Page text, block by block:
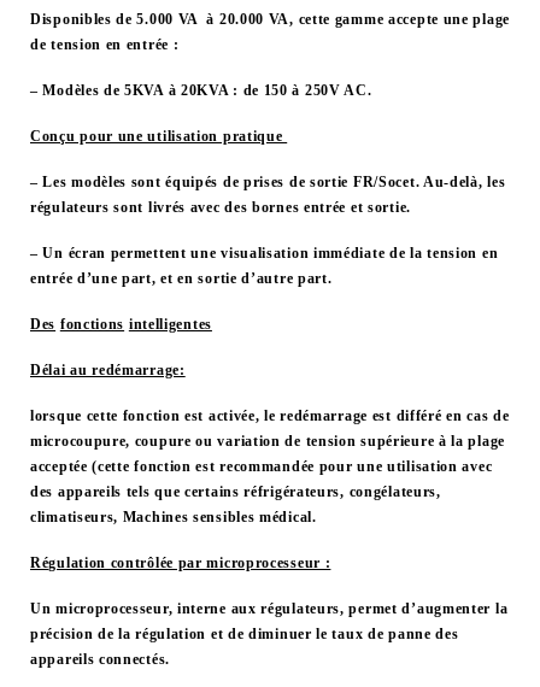
Disponibles de 5.000 VA à 20.000 VA, cette gamme accepte une plage
de tension en entrée :
– Modèles de 5KVA à 20KVA : de 150 à 250V AC.
Conçu pour une utilisation pratique
– Les modèles sont équipés de prises de sortie FR/Socet. Au-delà, les
régulateurs sont livrés avec des bornes entrée et sortie.
– Un écran permettent une visualisation immédiate de la tension en
entrée d’une part, et en sortie d’autre part.
Des fonctions intelligentes
Délai au redémarrage:
lorsque cette fonction est activée, le redémarrage est différé en cas de
microcoupure, coupure ou variation de tension supérieure à la plage
acceptée (cette fonction est recommandée pour une utilisation avec
des appareils tels que certains réfrigérateurs, congélateurs,
climatiseurs, Machines sensibles médical.
Régulation contrôlée par microprocesseur :
Un microprocesseur, interne aux régulateurs, permet d’augmenter la
précision de la régulation et de diminuer le taux de panne des
appareils connectés.